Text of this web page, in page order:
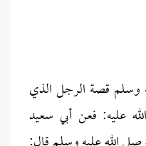
وسلم قصة الرجل الذي
عليه: فعن أبي سعيد